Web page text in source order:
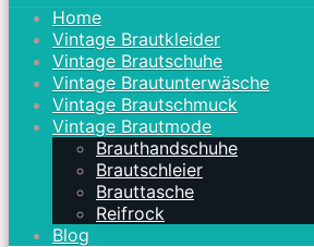
Home
Vintage Brautkleider
Vintage Brautschuhe
Vintage Brautunterwäsche
Vintage Brautschmuck
Vintage Brautmode
Brauthandschuhe
Brautschleier
Brauttasche
Reifrock
Blog